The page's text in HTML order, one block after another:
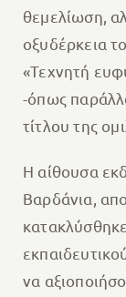
θεμελίωση,
οξυδέρκεια
«Τεχνητή
-όπως
τίτλου της
Η αίθουσα
Βαρδάνια,
να